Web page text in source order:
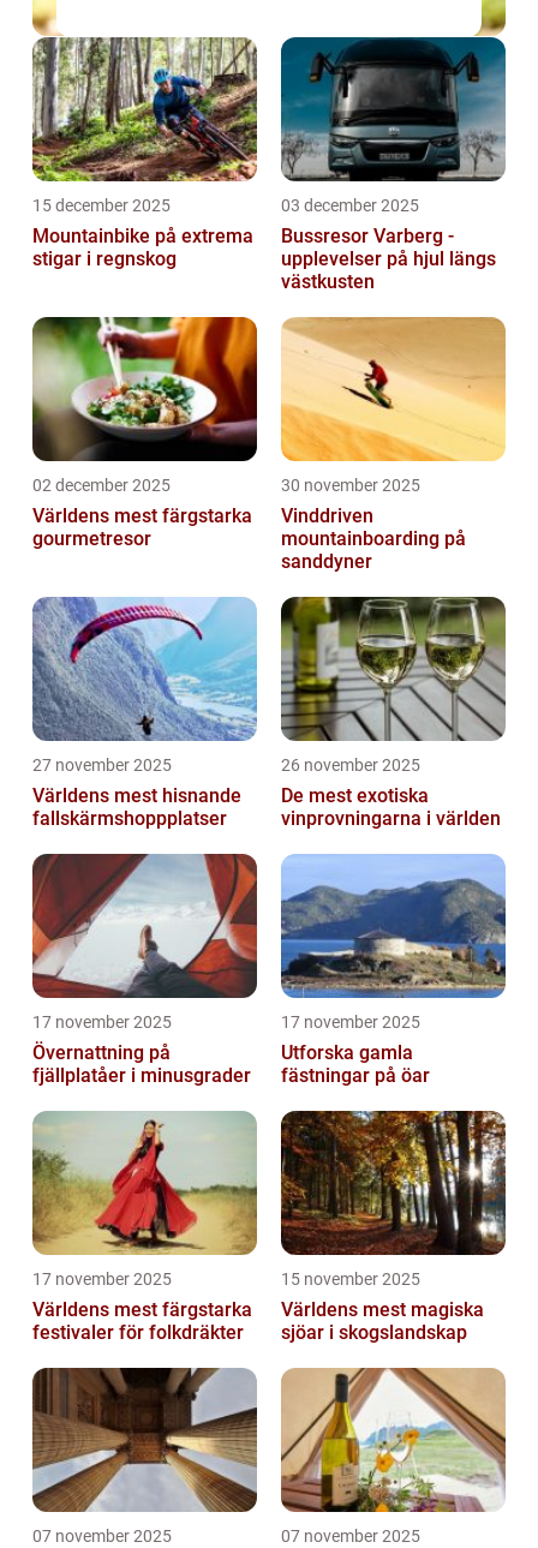
15 december 2025
Mountainbike på extrema
stigar i regnskog
03 december 2025
Bussresor Varberg -
upplevelser på hjul längs
västkusten
02 december 2025
Världens mest färgstarka
gourmetresor
30 november 2025
Vinddriven
mountainboarding på
sanddyner
27 november 2025
Världens mest hisnande
fallskärmshoppplatser
26 november 2025
De mest exotiska
vinprovningarna i världen
17 november 2025
Övernattning på
fjällplatåer i minusgrader
17 november 2025
Utforska gamla
fästningar på öar
17 november 2025
Världens mest färgstarka
festivaler för folkdräkter
15 november 2025
Världens mest magiska
sjöar i skogslandskap
07 november 2025 07 november 2025